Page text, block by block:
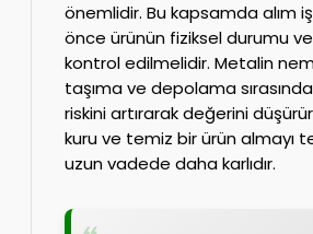
önemlidir. Bu kapsamda alım
önce ürünün fiziksel durumu
kontrol edilmelidir. Metalin
taşıma ve depolama
riskini artırarak değerini
kuru ve temiz bir ürün almayı
uzun vadede daha karlıdır.